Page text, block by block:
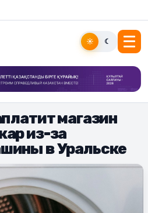
☀ ☾
магазин
из-за
в Уральске